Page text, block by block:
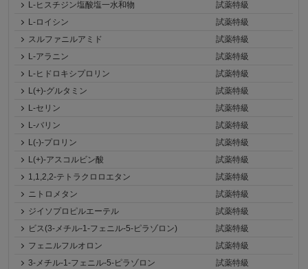
L-ヒスチジン塩酸塩一水和物
試薬特級
L-ロイシン
試薬特級
スルファニルアミド
試薬特級
L-アラニン
試薬特級
L-ヒドロキシプロリン
試薬特級
L(+)-グルタミン
試薬特級
L-セリン
試薬特級
L-バリン
試薬特級
L(-)-プロリン
試薬特級
L(+)-アスコルビン酸
試薬特級
1,1,2,2-テトラクロロエタン
試薬特級
ニトロメタン
試薬特級
ジイソプロピルエーテル
試薬特級
ビス(3-メチル-1-フェニル-5-ピラゾロン)
試薬特級
フェニルフルオロン
試薬特級
3-メチル-1-フェニル-5-ピラゾロン
試薬特級